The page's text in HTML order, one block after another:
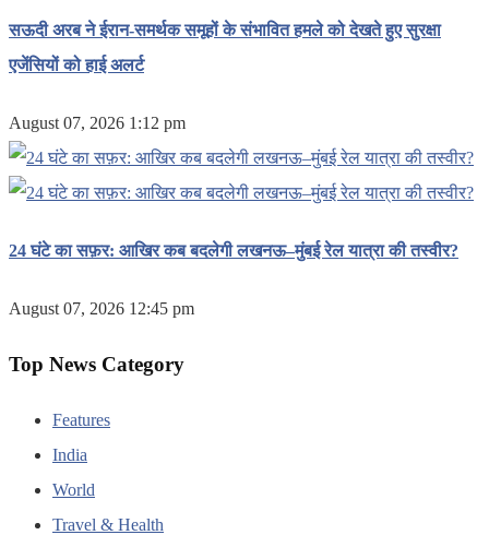
सऊदी अरब ने ईरान-समर्थक समूहों के संभावित हमले को देखते हुए सुरक्षा
एजेंसियों को हाई अलर्ट
August 07, 2026 1:12 pm
24 घंटे का सफ़र: आखिर कब बदलेगी लखनऊ–मुंबई रेल यात्रा की तस्वीर?
August 07, 2026 12:45 pm
Top News Category
Features
India
World
Travel & Health